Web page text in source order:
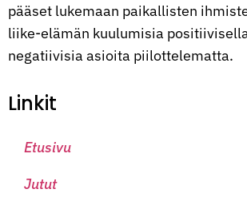
pääset lukemaan paikallisten
liike-elämän kuulumisia
negatiivisia asioita piilottelematta.
Linkit
Etusivu
Jutut